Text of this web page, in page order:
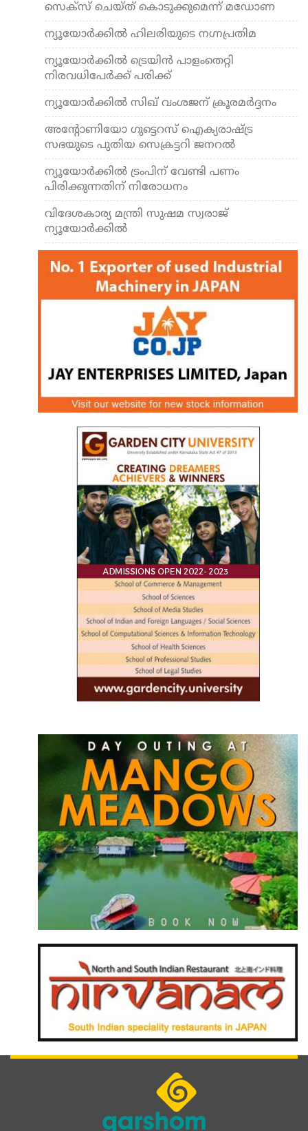
സെക്സ് ചെയ്ത് കൊടുക്കുമെന്ന് മഡോണ
ന്യൂയോർക്കിൽ ഹിലരിയുടെ നഗ്നപ്രതിമ
ന്യൂയോര്‍ക്കില്‍ ട്രെയിൻ പാളംതെറ്റി
നിരവധിപേര്‍ക്ക് പരിക്ക്
ന്യൂയോർക്കിൽ സിഖ് വംശജന് ക്രൂരമർദ്ദനം
അന്റോണിയോ ഗുട്ടെറസ് ഐക്യരാഷ്ട്ര
സഭയുടെ പുതിയ സെക്രട്ടറി ജനറല്‍
ന്യൂയോർക്കിൽ ട്രംപിന് വേണ്ടി പണം
പിരിക്കുന്നതിന് നിരോധനം
വിദേശകാര്യ മന്ത്രി സുഷമ സ്വരാജ്
ന്യൂയോര്‍ക്കിൽ